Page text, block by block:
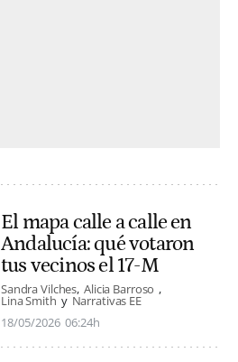
El mapa calle a calle en
Andalucía: qué votaron
tus vecinos el 17-M
Sandra Vilches Alicia Barroso
Lina Smith
Narrativas EE
18/05/2026 06:24h